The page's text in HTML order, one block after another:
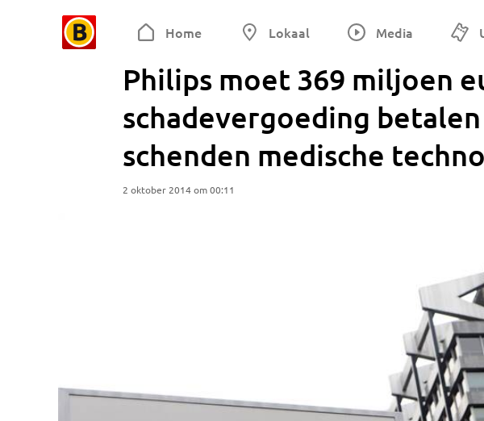
Home Lokaal Media
Philips moet 369 miljoen
schadevergoeding
schenden medische
2 oktober 2014 om 00:11